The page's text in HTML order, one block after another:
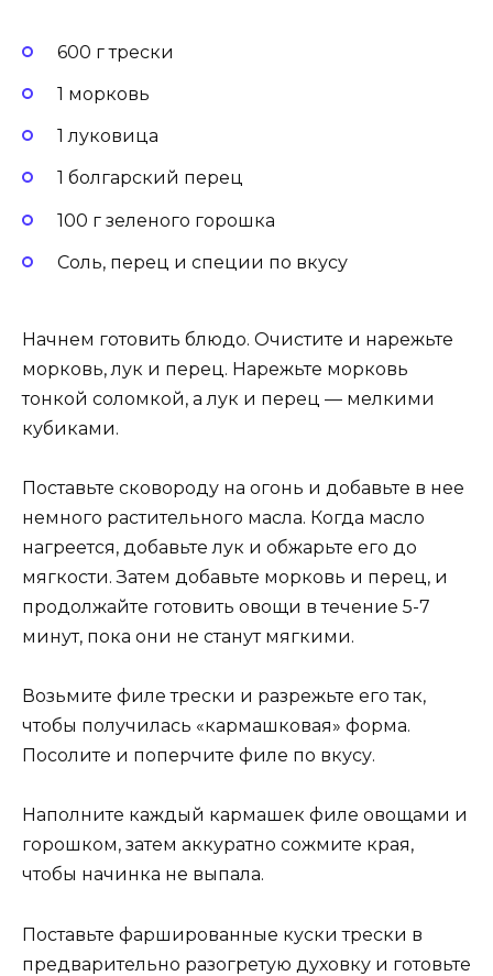
600 г трески
1 морковь
1 луковица
1 болгарский перец
100 г зеленого горошка
Соль, перец и специи по вкусу
Начнем готовить блюдо. Очистите и нарежьте
морковь, лук и перец. Нарежьте морковь
тонкой соломкой, а лук и перец — мелкими
кубиками.
Поставьте сковороду на огонь и добавьте в нее
немного растительного масла. Когда масло
нагреется, добавьте лук и обжарьте его до
мягкости. Затем добавьте морковь и перец, и
продолжайте готовить овощи в течение 5-7
минут, пока они не станут мягкими.
Возьмите филе трески и разрежьте его так,
чтобы получилась «кармашковая» форма.
Посолите и поперчите филе по вкусу.
Наполните каждый кармашек филе овощами и
горошком, затем аккуратно сожмите края,
чтобы начинка не выпала.
Поставьте фаршированные куски трески в
предварительно разогретую духовку и готовьте